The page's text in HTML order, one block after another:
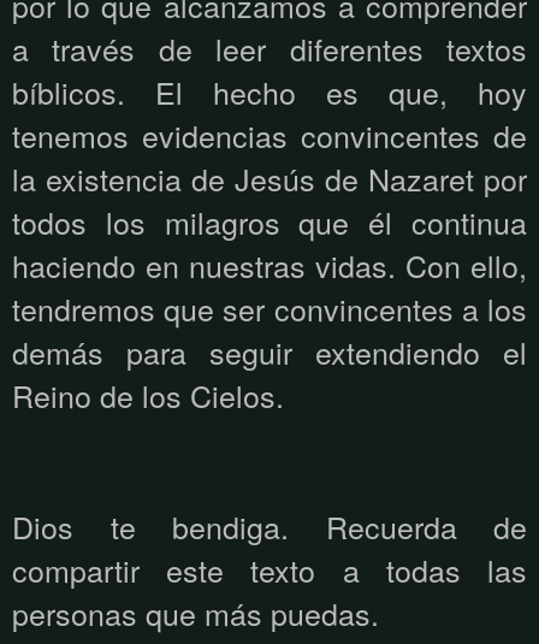
a través de leer diferentes textos
bíblicos. El hecho es que, hoy
tenemos evidencias convincentes de
la existencia de Jesús de Nazaret por
todos los milagros que él continua
haciendo en nuestras vidas. Con ello,
tendremos que ser convincentes a los
demás para seguir extendiendo el
Reino de los Cielos.
Dios te bendiga. Recuerda de
compartir este texto a todas las
personas que más puedas.